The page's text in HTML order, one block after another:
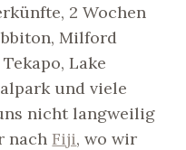
2 Wochen
Milford
Lake
und viele
nicht langweilig
nach Fiji, wo wir